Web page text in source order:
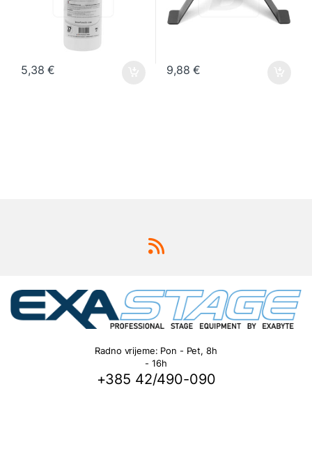
5,38€ 9,88€
Radno vrijeme: Pon - Pet, 8h
- 16h
+385 42/490-090